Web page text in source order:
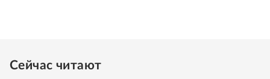
Сейчас читают